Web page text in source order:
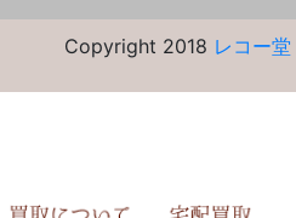
Copyright 2018 レコー堂